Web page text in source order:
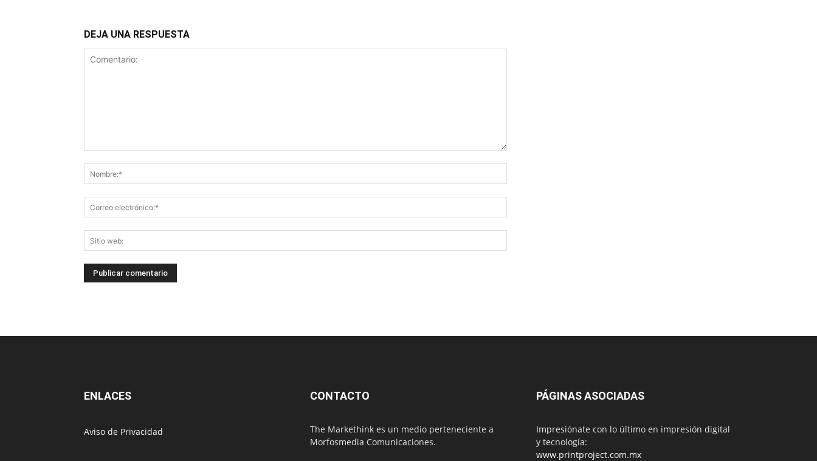
DEJA UNA RESPUESTA
ENLACES
Aviso de Privacidad
CONTACTO
The Markethink es un medio perteneciente a
Morfosmedia Comunicaciones.
PÁGINAS ASOCIADAS
Impresiónate con lo último en impresión digital
y tecnología:
www.printproject.com.mx